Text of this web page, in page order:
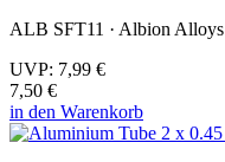
ALB SFT11 · Albion Alloys
UVP: 7,99 €
7,50 €
in den Warenkorb